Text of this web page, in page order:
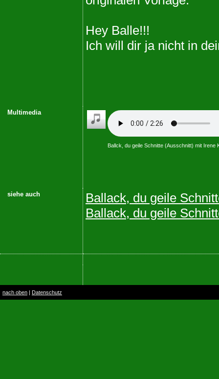
Hey Balle!!!
Ich will dir ja nicht in
Multimedia
Ballck, du geile Schnitte (Ausschnitt) mit Irene
siehe auch
Ballack, du geile
Ballack, du geile
nach oben | Datenschutz